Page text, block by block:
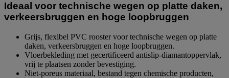
Ideaal voor technische wegen op platte daken,
verkeersbruggen en hoge loopbruggen
Grijs, flexibel PVC rooster voor technische wegen op platte
daken, verkeersbruggen en hoge loopbruggen.
Vloerbekleding met gecertificeerd antislip-diamantoppervlak,
vrij te plaatsen zonder bevestiging.
Niet-poreus materiaal, bestand tegen chemische producten,